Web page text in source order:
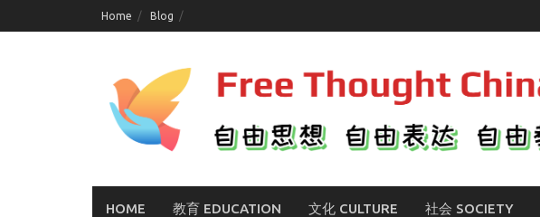
to
Home Blog
HOME 教育 EDUCATION 文化 CULTURE 社会 SOCIETY